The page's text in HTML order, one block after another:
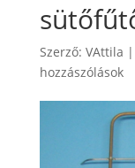
Szerző: VAttila |
hozzászólások